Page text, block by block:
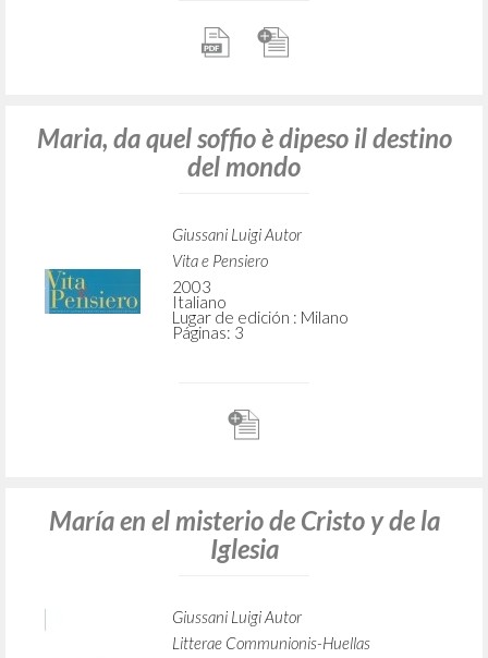
Maria, da quel soffio è dipeso il destino
del mondo
Giussani Luigi Autor
Vita e Pensiero
2003
Italiano
Lugar de edición : Milano
Páginas: 3
María en el misterio de Cristo y de la
Iglesia
Giussani Luigi Autor
Litterae Communionis-Huellas